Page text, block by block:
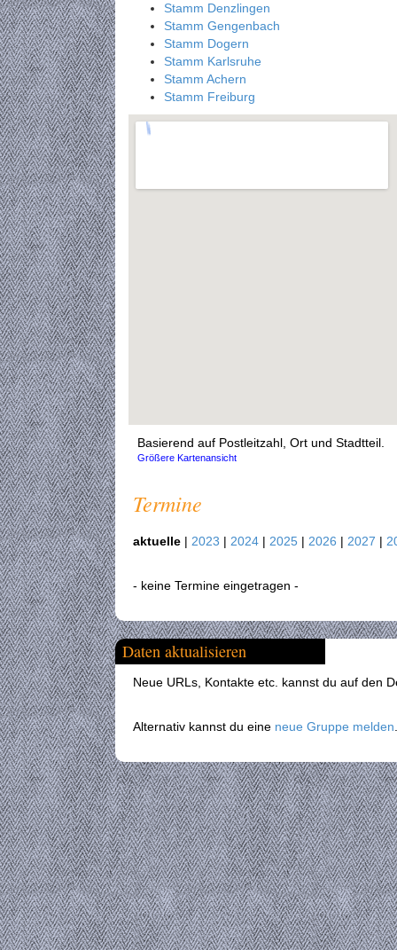
Stamm Denzlingen
Stamm Gengenbach
Stamm Dogern
Stamm Karlsruhe
Stamm Achern
Stamm Freiburg
Basierend auf Postleitzahl, Ort und Stadtteil.
Größere Kartenansicht
Termine
aktuelle | 2023 | 2024 | 2025 | 2026 | 2027 |
- keine Termine eingetragen -
Daten aktualisieren
Neue URLs, Kontakte etc. kannst du auf den
Alternativ kannst du eine neue Gruppe melden